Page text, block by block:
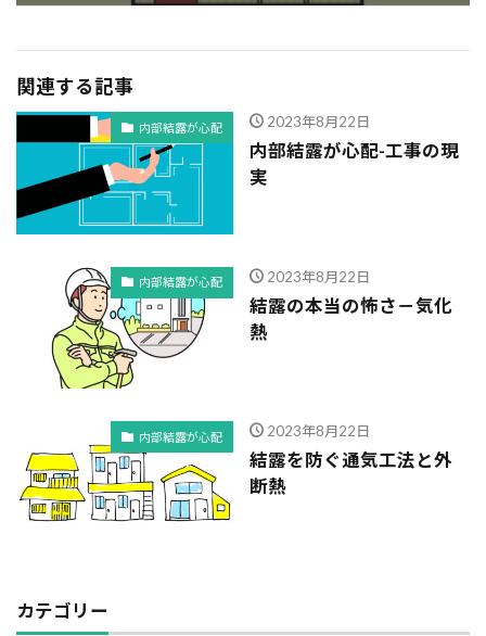
関連する記事
内部結露が心配 2023年8月22日
内部結露が心配-工事の現
実
内部結露が心配 2023年8月22日
結露の本当の怖さ－気化
熱
内部結露が心配 2023年8月22日
結露を防ぐ通気工法と外
断熱
カテゴリー